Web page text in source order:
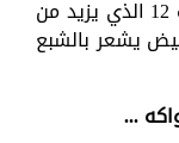
البروتينات ، فهو يحتوي على فيتامين ب 12 الذي يزيد من
يشعر بالشبع
...